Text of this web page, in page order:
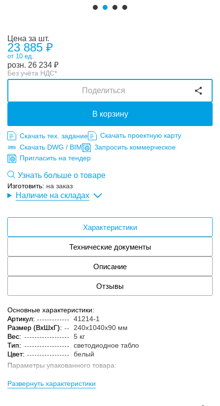
Цена за шт.
23 885 ₽
от 10 ед.
розн. 26 234 ₽
Без учёта НДС*
Изготовить: на заказ
В корзину
Поделиться
Скачать тех. задание
Скачать проектную карту
Скачать DWG / BIM
Запросить коммерческое
Пригласить на тендер
Узнать больше о товаре
Наличие на складах
Характеристики
Технические документы
Описание
Отзывы
Основные характеристики:
Артикул:
41214-1
Размер (ВxШxГ):
240x1040x90 мм
Вес:
5 кг
Тип:
светодиодное табло
Цвет:
белый
Параметры упакованного товара:
Вес:
7 кг
Развернуть характеристики